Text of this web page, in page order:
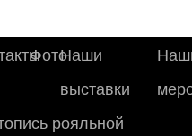
ФотоНаши
выставки
рояльной